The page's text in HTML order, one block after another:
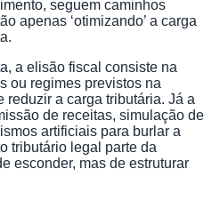
seguem caminhos
apenas ‘otimizando’ a carga
a elisão fiscal consiste na
ou regimes previstos na
reduzir a carga tributária. Já a
de receitas, simulação de
artificiais para burlar a
tributário legal parte da
esconder, mas de estruturar